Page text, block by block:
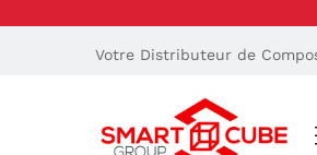
Votre Distributeur de